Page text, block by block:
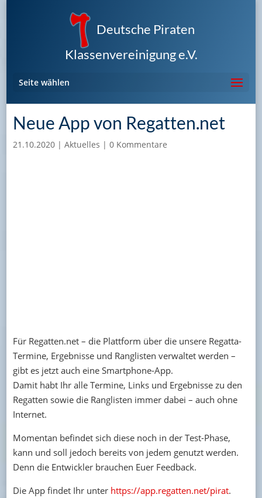
Deutsche Piraten
Klassenvereinigung e.V.
Seite wählen
Neue App von Regatten.net
21.10.2020| Aktuelles | 0 Kommentare
Für Regatten.net – die Plattform über die unsere Regatta-
Termine, Ergebnisse und Ranglisten verwaltet werden –
gibt es jetzt auch eine Smartphone-App.
Damit habt Ihr alle Termine, Links und Ergebnisse zu den
Regatten sowie die Ranglisten immer dabei – auch ohne
Internet.
Momentan befindet sich diese noch in der Test-Phase,
kann und soll jedoch bereits von jedem genutzt werden.
Denn die Entwickler brauchen Euer Feedback.
Die App findet Ihr unter https://app.regatten.net/pirat.